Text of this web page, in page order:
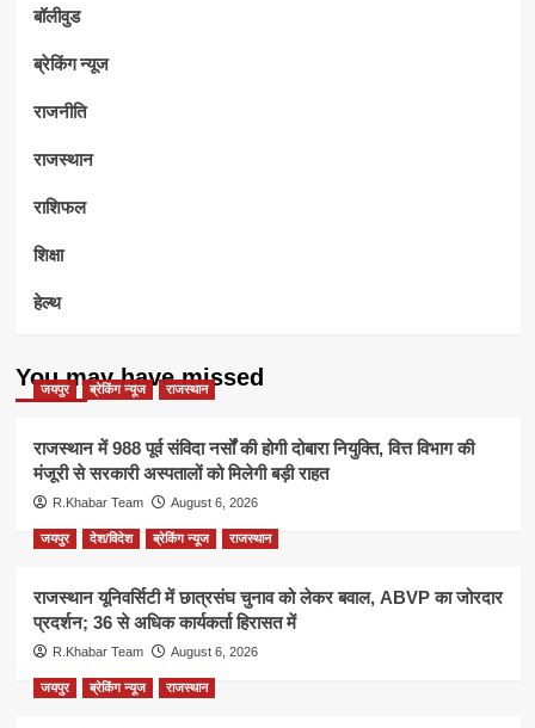
बॉलीवुड
ब्रेकिंग न्यूज
राजनीति
राजस्थान
राशिफल
शिक्षा
हेल्थ
You may have missed
जयपुर ब्रेकिंग न्यूज राजस्थान
राजस्थान में 988 पूर्व संविदा नर्सों की होगी दोबारा नियुक्ति, वित्त विभाग की
मंजूरी से सरकारी अस्पतालों को मिलेगी बड़ी राहत
R.Khabar Team August 6, 2026
जयपुर देश/विदेश ब्रेकिंग न्यूज राजस्थान
राजस्थान यूनिवर्सिटी में छात्रसंघ चुनाव को लेकर बवाल, ABVP का जोरदार
प्रदर्शन; 36 से अधिक कार्यकर्ता हिरासत में
R.Khabar Team August 6, 2026
जयपुर ब्रेकिंग न्यूज राजस्थान